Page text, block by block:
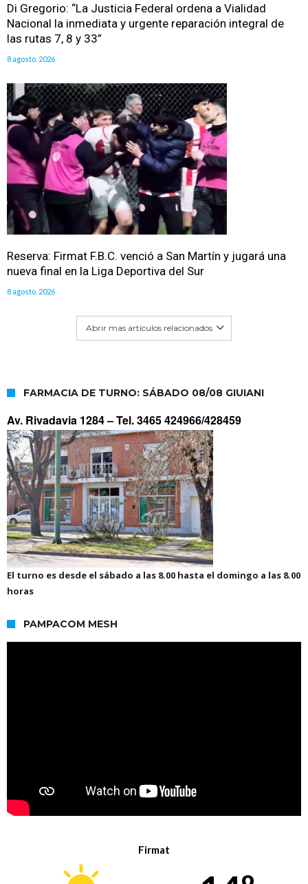
Di Gregorio: “La Justicia Federal ordena a Vialidad
Nacional la inmediata y urgente reparación integral de
las rutas 7, 8 y 33”
8 agosto, 2026
Reserva: Firmat F.B.C. venció a San Martín y jugará una
nueva final en la Liga Deportiva del Sur
8 agosto, 2026
Abrir mas artículos relacionados
FARMACIA DE TURNO: SÁBADO 08/08 GIUIANI
Av. Rivadavia 1284 –Tel. 3465 424966/428459
El turno es desde el sábado a las 8.00 hasta el domingo a las 8.00
horas
PAMPACOM MESH
Firmat